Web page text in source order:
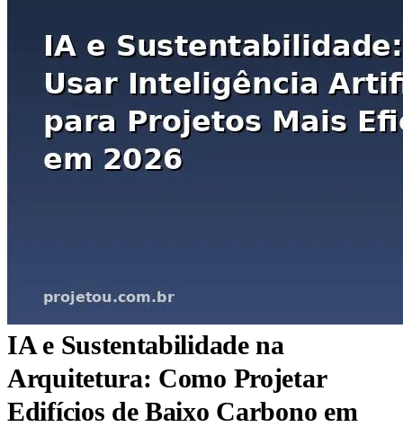
IA e Sustentabilidade na
Arquitetura: Como Projetar
Edifícios de Baixo Carbono em